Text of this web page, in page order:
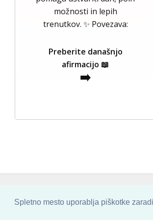
Spletno mesto uporablja piškotke
možnosti in lepih
trenutkov. ✨ Povezava:
Preberite današnjo
afirmacijo 📖
➡️
COPYRIGHT ©